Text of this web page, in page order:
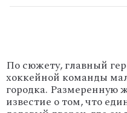
По сюжету, главный
хоккейной команды
городка. Размеренную
известие о том, что